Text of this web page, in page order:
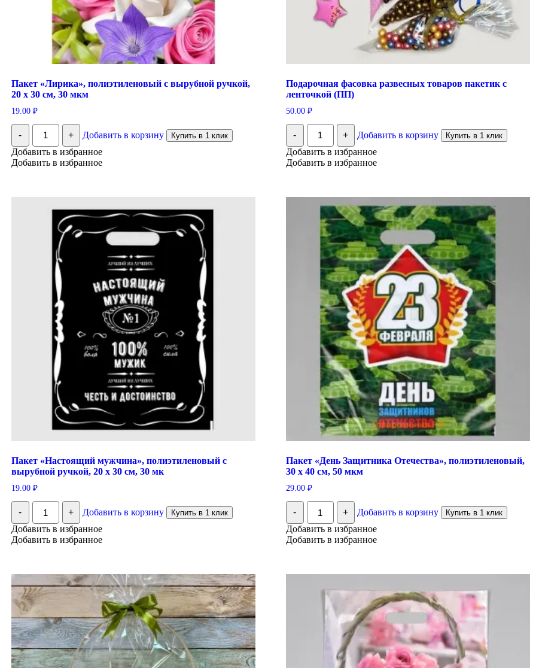
Пакет «Лирика», полиэтиленовый с вырубной ручкой,
20 х 30 см, 30 мкм
19.00 ₽
-
Количество
Пакет
"Лирика",
полиэтиленовый
с
20
+ Добавить в корзину Купить в 1 клик
Добавить в избранное
Добавить в избранное
Подарочная фасовка развесных товаров пакетик с
ленточкой (ПП)
50.00 ₽
-
Количество
Подарочная
фасовка
развесных
товаров
ленточкой
(ПП)
+ Добавить в корзину Купить в 1 клик
Добавить в избранное
Добавить в избранное
Пакет «Настоящий мужчина», полиэтиленовый с
вырубной ручкой, 20 х 30 см, 30 мк
19.00 ₽
-
Количество
Пакет
"Настоящий
мужчина",
полиэтиленовый
ручкой,
х
30
см,
30
мк
+ Добавить в корзину Купить в 1 клик
Добавить в избранное
Добавить в избранное
Пакет «День Защитника Отечества», полиэтиленовый,
30 х 40 см, 50 мкм
29.00 ₽
-
Количество
Пакет
"День
Защитника
Отечества",
х
+ Добавить в корзину Купить в 1 клик
Добавить в избранное
Добавить в избранное